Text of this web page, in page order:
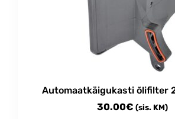
Automaatkäigukasti õlifilter
30.00€ (sis. KM)